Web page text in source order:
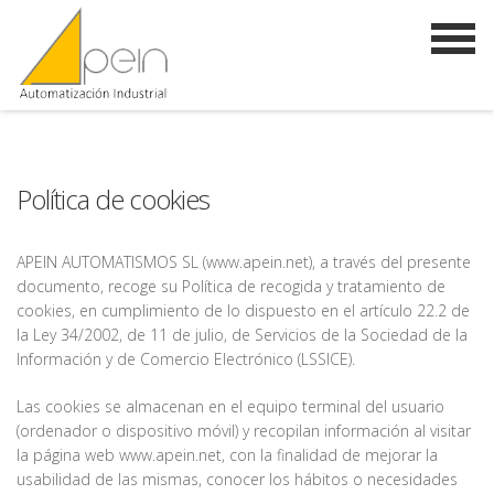
Política de cookies
APEIN AUTOMATISMOS SL (www.apein.net), a través del presente
documento, recoge su Política de recogida y tratamiento de
cookies, en cumplimiento de lo dispuesto en el artículo 22.2 de
la Ley 34/2002, de 11 de julio, de Servicios de la Sociedad de la
Información y de Comercio Electrónico (LSSICE).
Las cookies se almacenan en el equipo terminal del usuario
(ordenador o dispositivo móvil) y recopilan información al visitar
la página web www.apein.net, con la finalidad de mejorar la
usabilidad de las mismas, conocer los hábitos o necesidades